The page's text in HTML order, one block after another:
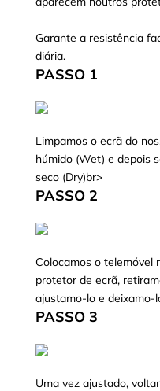
Garante a resistência
diária.
PASSO 1
Limpamos o ecrã do
húmido (Wet) e depois
seco (Dry)br>
PASSO 2
Colocamos o telemóvel
protetor de ecrã,
ajustamo-lo e deixamo-
PASSO 3
Uma vez ajustado,